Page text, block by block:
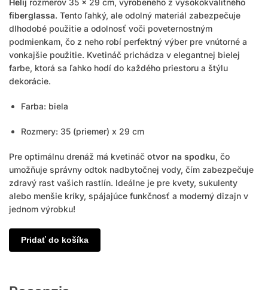
fiberglassa. Tento ľahký, ale odolný materiál zabezpečuje
dlhodobé použitie a odolnosť voči poveternostným
podmienkam, čo z neho robí perfektný výber pre vnútorné a
vonkajšie použitie. Kvetináč prichádza v elegantnej bielej
farbe, ktorá sa ľahko hodí do každého priestoru a štýlu
dekorácie.
Farba: biela
Rozmery: 35 (priemer) x 29 cm
Pre optimálnu drenáž má kvetináč otvor na spodku, čo
umožňuje správny odtok nadbytočnej vody, čím zabezpečuje
zdravý rast vašich rastlín. Ideálne je pre kvety, sukulenty
alebo menšie kríky, spájajúce funkčnosť a moderný dizajn v
jednom výrobku!
Pridať do košíka